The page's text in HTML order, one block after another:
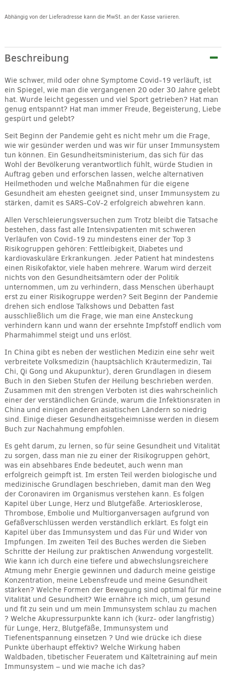
Abhängig von der Lieferadresse kann die MwSt. an der Kasse variieren.
Beschreibung
Wie schwer, mild oder ohne Symptome Covid-19 verläuft, ist
ein Spiegel, wie man die vergangenen 20 oder 30 Jahre gelebt
hat. Wurde leicht gegessen und viel Sport getrieben? Hat man
genug entspannt? Hat man immer Freude, Begeisterung, Liebe
gespürt und gelebt?
Seit Beginn der Pandemie geht es nicht mehr um die Frage,
wie wir gesünder werden und was wir für unser Immunsystem
tun können. Ein Gesundheitsministerium, das sich für das
Wohl der Bevölkerung verantwortlich fühlt, würde Studien in
Auftrag geben und erforschen lassen, welche alternativen
Heilmethoden und welche Maßnahmen für die eigene
Gesundheit am ehesten geeignet sind, unser Immunsystem zu
stärken, damit es SARS-CoV-2 erfolgreich abwehren kann.
Allen Verschleierungsversuchen zum Trotz bleibt die Tatsache
bestehen, dass fast alle Intensivpatienten mit schweren
Verläufen von Covid-19 zu mindestens einer der Top 3
Risikogruppen gehören: Fettleibigkeit, Diabetes und
kardiovaskuläre Erkrankungen. Jeder Patient hat mindestens
einen Risikofaktor, viele haben mehrere. Warum wird derzeit
nichts von den Gesundheitsämtern oder der Politik
unternommen, um zu verhindern, dass Menschen überhaupt
erst zu einer Risikogruppe werden? Seit Beginn der Pandemie
drehen sich endlose Talkshows und Debatten fast
ausschließlich um die Frage, wie man eine Ansteckung
verhindern kann und wann der ersehnte Impfstoff endlich vom
Pharmahimmel steigt und uns erlöst.
In China gibt es neben der westlichen Medizin eine sehr weit
verbreitete Volksmedizin (hauptsächlich Kräutermedizin, Tai
Chi, Qi Gong und Akupunktur), deren Grundlagen in diesem
Buch in den Sieben Stufen der Heilung beschrieben werden.
Zusammen mit den strengen Verboten ist dies wahrscheinlich
einer der verständlichen Gründe, warum die Infektionsraten in
China und einigen anderen asiatischen Ländern so niedrig
sind. Einige dieser Gesundheitsgeheimnisse werden in diesem
Buch zur Nachahmung empfohlen.
Es geht darum, zu lernen, so für seine Gesundheit und Vitalität
zu sorgen, dass man nie zu einer der Risikogruppen gehört,
was ein absehbares Ende bedeutet, auch wenn man
erfolgreich geimpft ist. Im ersten Teil werden biologische und
medizinische Grundlagen beschrieben, damit man den Weg
der Coronaviren im Organismus verstehen kann. Es folgen
Kapitel über Lunge, Herz und Blutgefäße. Arteriosklerose,
Thrombose, Embolie und Multiorganversagen aufgrund von
Gefäßverschlüssen werden verständlich erklärt. Es folgt ein
Kapitel über das Immunsystem und das Für und Wider von
Impfungen. Im zweiten Teil des Buches werden die Sieben
Schritte der Heilung zur praktischen Anwendung vorgestellt.
Wie kann ich durch eine tiefere und abwechslungsreichere
Atmung mehr Energie gewinnen und dadurch meine geistige
Konzentration, meine Lebensfreude und meine Gesundheit
stärken? Welche Formen der Bewegung sind optimal für meine
Vitalität und Gesundheit? Wie ernähre ich mich, um gesund
und fit zu sein und um mein Immunsystem schlau zu machen
? Welche Akupressurpunkte kann ich (kurz- oder langfristig)
für Lunge, Herz, Blutgefäße, Immunsystem und
Tiefenentspannung einsetzen ? Und wie drücke ich diese
Punkte überhaupt effektiv? Welche Wirkung haben
Waldbaden, tibetischer Feueratem und Kältetraining auf mein
Immunsystem – und wie mache ich das?